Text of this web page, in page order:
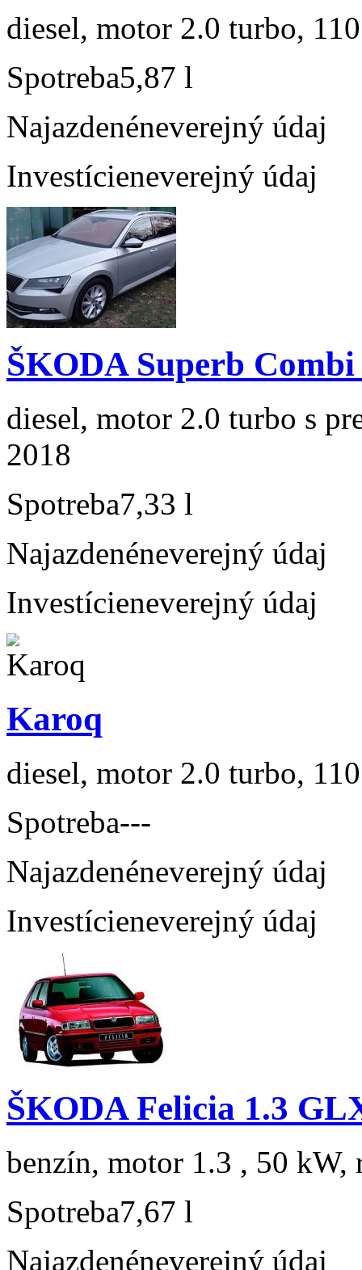
diesel, motor 2.0 turbo,
Spotreba5,87 l
Najazdenéneverejný údaj
Investícieneverejný údaj
ŠKODA Superb
diesel, motor 2.0 turbo s
2018
Spotreba7,33 l
Najazdenéneverejný údaj
Investícieneverejný údaj
Karoq
diesel, motor 2.0 turbo,
Spotreba---
Najazdenéneverejný údaj
Investícieneverejný údaj
ŠKODA Felicia 1.3
benzín, motor 1.3 , 50 kW,
Spotreba7,67 l
Najazdenéneverejný údaj